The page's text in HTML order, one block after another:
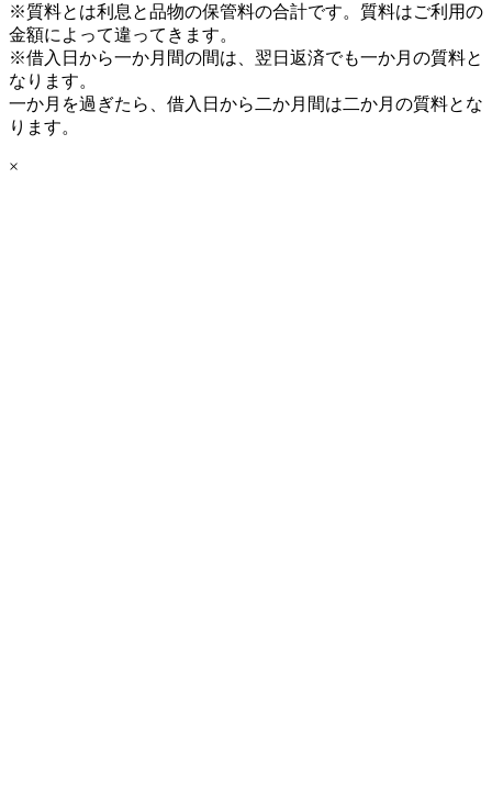
※質料とは利息と品物の保管料の合計です。質料はご利用の
金額によって違ってきます。
※借入日から一か月間の間は、翌日返済でも一か月の質料と
なります。
一か月を過ぎたら、借入日から二か月間は二か月の質料とな
ります。
×